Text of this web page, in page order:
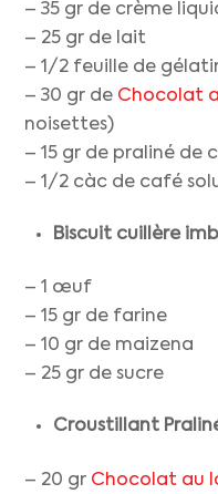
– 35 gr de crème
– 25 gr de lait
– 1/2 feuille de
– 30 gr de Chocolat
noisettes)
– 15 gr de praliné de
– 1/2 càc de café
Biscuit cuillère
– 1 œuf
– 15 gr de farine
– 10 gr de maizena
– 25 gr de sucre
Croustillant
– 20 gr Chocolat au